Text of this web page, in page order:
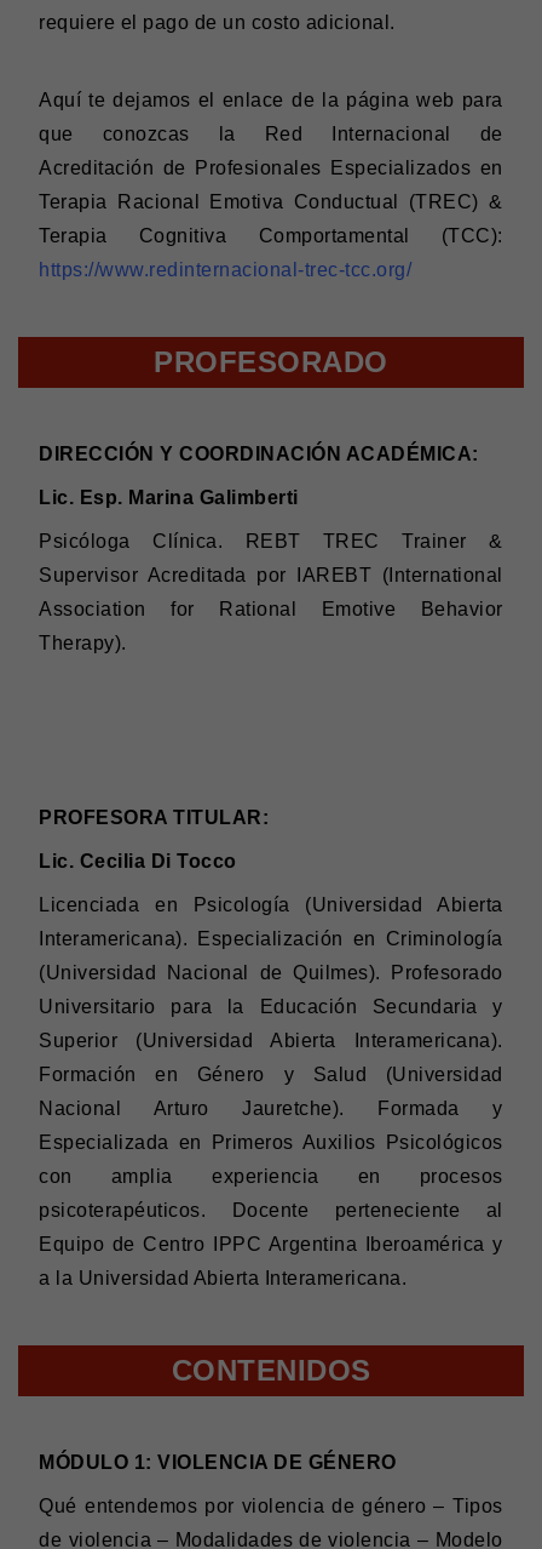
requiere el pago de un costo adicional.
Aquí te dejamos el enlace de la página web para
que conozcas la Red Internacional de
Acreditación de Profesionales Especializados en
Terapia Racional Emotiva Conductual (TREC) &
Terapia Cognitiva Comportamental (TCC):
https://www.redinternacional-trec-tcc.org/
PROFESORADO
DIRECCIÓN Y COORDINACIÓN ACADÉMICA:
Lic. Esp. Marina Galimberti
Psicóloga Clínica.
REBT TREC Trainer &
Supervisor Acreditada por IAREBT (International
Association for Rational Emotive Behavior
Therapy).
PROFESORA TITULAR:
Lic. Cecilia Di Tocco
Licenciada en Psicología (Universidad Abierta
Interamericana). Especialización en Criminología
(Universidad Nacional de Quilmes). Profesorado
Universitario para la Educación Secundaria y
Superior (Universidad Abierta Interamericana).
Formación en Género y Salud (Universidad
Nacional Arturo Jauretche). Formada y
Especializada en Primeros Auxilios Psicológicos
con amplia experiencia en procesos
psicoterapéuticos. Docente perteneciente al
Equipo de Centro IPPC Argentina Iberoamérica y
a la Universidad Abierta Interamericana.
CONTENIDOS
MÓDULO 1: VIOLENCIA DE GÉNERO
Qué entendemos por violencia de género – Tipos
de violencia – Modalidades de violencia – Modelo